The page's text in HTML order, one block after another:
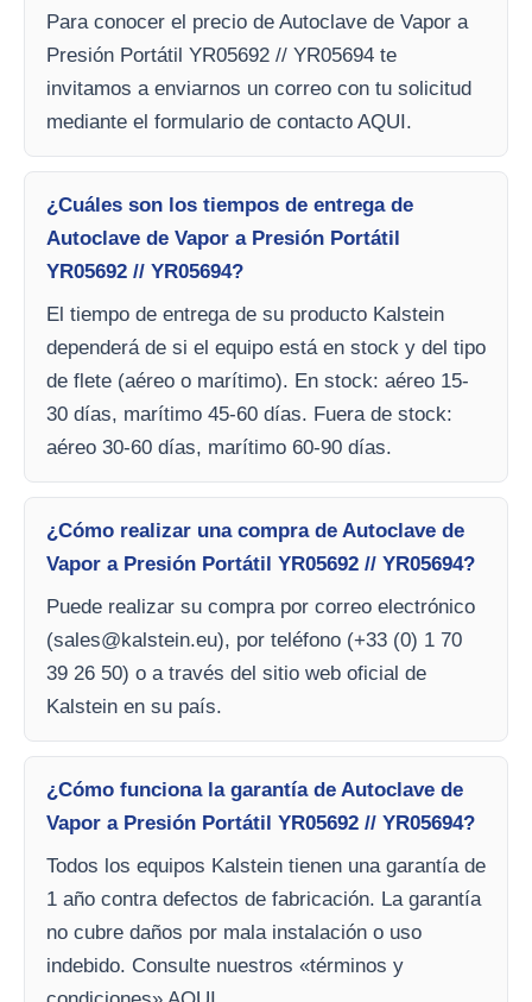
Para conocer el precio de Autoclave de Vapor a
Presión Portátil YR05692 // YR05694 te
invitamos a enviarnos un correo con tu solicitud
mediante el formulario de contacto AQUI.
¿Cuáles son los tiempos de entrega de
Autoclave de Vapor a Presión Portátil
YR05692 // YR05694?
El tiempo de entrega de su producto Kalstein
dependerá de si el equipo está en stock y del tipo
de flete (aéreo o marítimo). En stock: aéreo 15-
30 días, marítimo 45-60 días. Fuera de stock:
aéreo 30-60 días, marítimo 60-90 días.
¿Cómo realizar una compra de Autoclave de
Vapor a Presión Portátil YR05692 // YR05694?
Puede realizar su compra por correo electrónico
(sales@kalstein.eu), por teléfono (+33 (0) 1 70
39 26 50) o a través del sitio web oficial de
Kalstein en su país.
¿Cómo funciona la garantía de Autoclave de
Vapor a Presión Portátil YR05692 // YR05694?
Todos los equipos Kalstein tienen una garantía de
1 año contra defectos de fabricación. La garantía
no cubre daños por mala instalación o uso
indebido. Consulte nuestros «términos y